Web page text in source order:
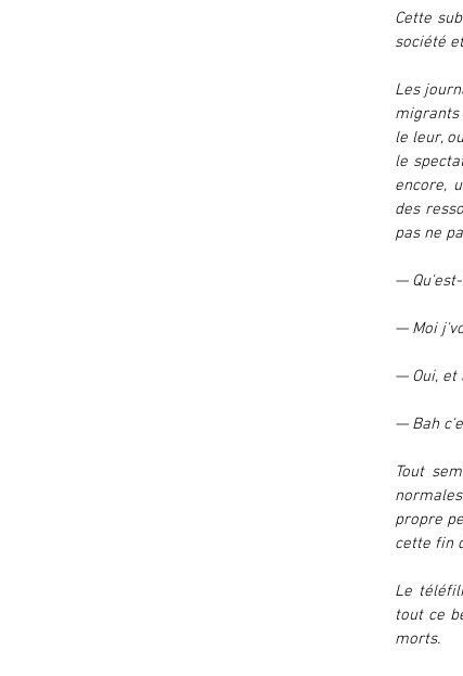
Cette
société
Les
migrants
le leur,
le
encore,
des
pas ne
—
— Moi
— Oui, et
— Bah
Tout
propre
cette fin
Le
tout ce
morts.